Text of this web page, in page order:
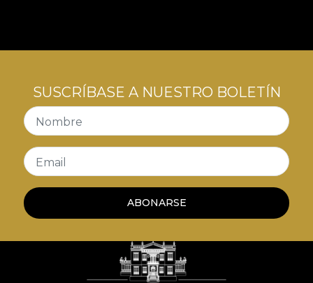
SUSCRÍBASE A NUESTRO BOLETÍN
Nombre
Email
ABONARSE